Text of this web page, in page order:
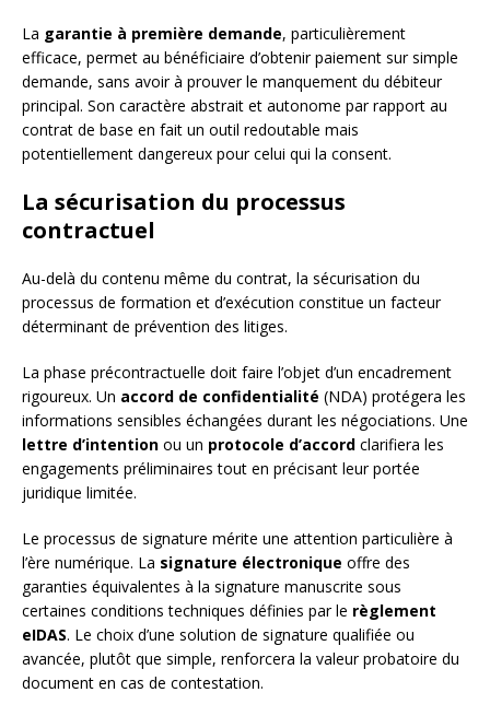
La garantie à première demande, particulièrement
efficace, permet au bénéficiaire d’obtenir paiement sur simple
demande, sans avoir à prouver le manquement du débiteur
principal. Son caractère abstrait et autonome par rapport au
contrat de base en fait un outil redoutable mais
potentiellement dangereux pour celui qui la consent.
La sécurisation du processus
contractuel
Au-delà du contenu même du contrat, la sécurisation du
processus de formation et d’exécution constitue un facteur
déterminant de prévention des litiges.
La phase précontractuelle doit faire l’objet d’un encadrement
rigoureux. Un accord de confidentialité (NDA) protégera les
informations sensibles échangées durant les négociations. Une
lettre d’intention ou un protocole d’accord clarifiera les
engagements préliminaires tout en précisant leur portée
juridique limitée.
Le processus de signature mérite une attention particulière à
l’ère numérique. La signature électronique offre des
garanties équivalentes à la signature manuscrite sous
certaines conditions techniques définies par le règlement
eIDAS. Le choix d’une solution de signature qualifiée ou
avancée, plutôt que simple, renforcera la valeur probatoire du
document en cas de contestation.